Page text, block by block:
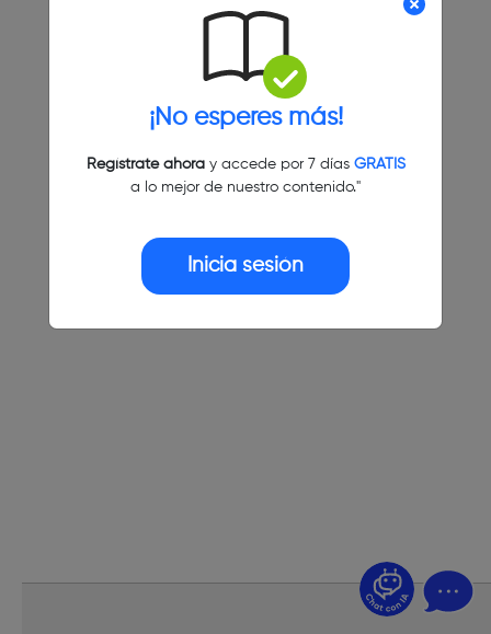
¡No esperes más!
Regístrate ahoray accede por 7 días GRATIS
a lo mejor de nuestro contenido."
Inicia sesión